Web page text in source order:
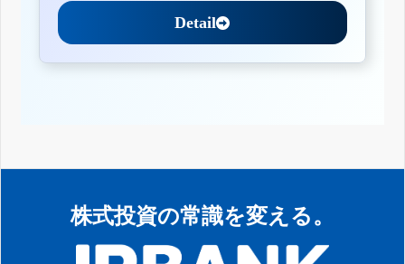
Detail
株式投資の常識を変える。